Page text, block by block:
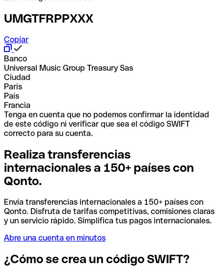
UMGTFRPPXXX
Copiar
Banco
Universal Music Group Treasury Sas
Ciudad
Paris
País
Francia
Tenga en cuenta que no podemos confirmar la identidad
de este código ni verificar que sea el código SWIFT
correcto para su cuenta.
Realiza transferencias
internacionales a 150+ países con
Qonto.
Envía transferencias internacionales a 150+ países con
Qonto. Disfruta de tarifas competitivas, comisiones claras
y un servicio rápido. Simplifica tus pagos internacionales.
Abre una cuenta en minutos
¿Cómo se crea un código SWIFT?